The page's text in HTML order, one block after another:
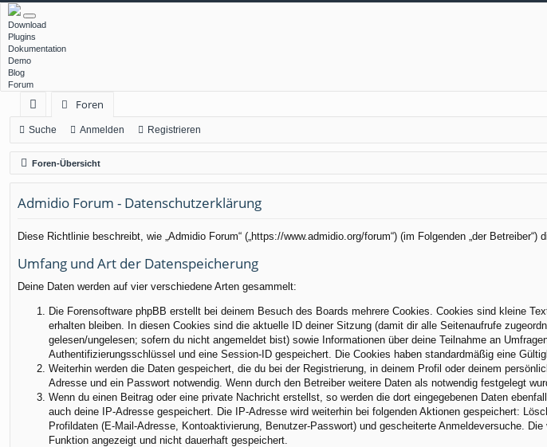
Download
Plugins
Dokumentation
Demo
Blog
Forum
ch
ne
llz
ug
Foren
Suche Anmelden Registrieren
Foren-Übersicht
Admidio Forum - Datenschutzerklärung
Diese Richtlinie beschreibt, wie „Admidio Forum“ („https://www.admidio.org/forum“) (im Folgenden „der
Umfang und Art der Datenspeicherung
Deine Daten werden auf vier verschiedene Arten gesammelt:
Die Forensoftware phpBB erstellt bei deinem Besuch des Boards mehrere Cookies. Cookies sind kleine
erhalten bleiben. In diesen Cookies sind die aktuelle ID deiner Sitzung (damit dir alle Seitenaufrufe
gelesen/ungelesen; sofern du nicht angemeldet bist) sowie Informationen über deine Teilnahme an
Authentifizierungsschlüssel und eine Session-ID gespeichert. Die Cookies haben standardmäßig eine
Weiterhin werden die Daten gespeichert, die du bei der Registrierung, in deinem Profil oder deinem
Adresse und ein Passwort notwendig. Wenn durch den Betreiber weitere Daten als notwendig festgelegt
Wenn du einen Beitrag oder eine private Nachricht erstellst, so werden die dort eingegebenen Daten
auch deine IP-Adresse gespeichert. Die IP-Adresse wird weiterhin bei folgenden Aktionen gespeichert:
Profildaten (E-Mail-Adresse, Kontoaktivierung, Benutzer-Passwort) und gescheiterte Anmeldeversuche.
Funktion angezeigt und nicht dauerhaft gespeichert.